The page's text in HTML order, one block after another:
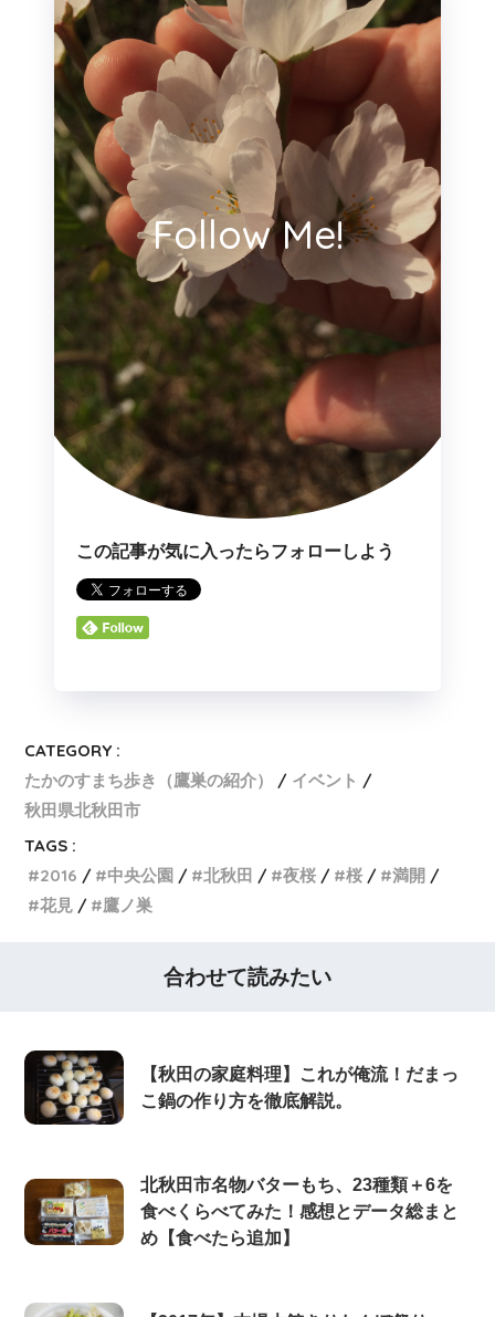
Follow Me!
この記事が気に入ったらフォローしよう
CATEGORY :
たかのすまち歩き（鷹巣の紹介）
イベント
秋田県北秋田市
TAGS :
2016
中央公園 北秋田 夜桜 桜
満開
花見
鷹ノ巣
合わせて読みたい
【秋田の家庭料理】これが俺流！だまっ
こ鍋の作り方を徹底解説。
北秋田市名物バターもち、23種類＋6を
食べくらべてみた！感想とデータ総まと
め【食べたら追加】